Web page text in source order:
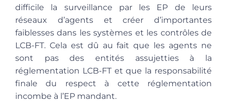
difficile la surveillance par les EP de leurs
réseaux d’agents et créer d’importantes
faiblesses dans les systèmes et les contrôles de
LCB-FT. Cela est dû au fait que les agents ne
sont pas des entités assujetties à la
réglementation LCB-FT et que la responsabilité
finale du respect à cette réglementation
incombe à l’EP mandant.